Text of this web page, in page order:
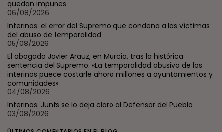
quedan impunes
06/08/2026
Interinos: el error del Supremo que condena a las víctimas
del abuso de temporalidad
05/08/2026
El abogado Javier Arauz, en Murcia, tras la histórica
sentencia del Supremo: «La temporalidad abusiva de los
interinos puede costarle ahora millones a ayuntamientos y
comunidades»
04/08/2026
Interinos: Junts se lo deja claro al Defensor del Pueblo
03/08/2026